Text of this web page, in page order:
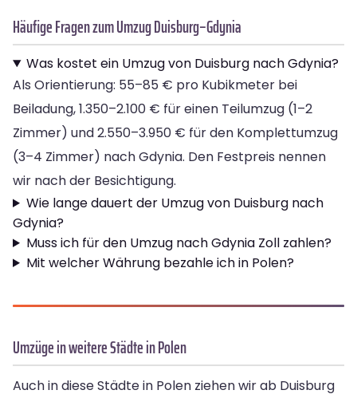
Häufige Fragen zum Umzug Duisburg–Gdynia
Was kostet ein Umzug von Duisburg nach Gdynia?
Als Orientierung: 55–85 € pro Kubikmeter bei
Beiladung, 1.350–2.100 € für einen Teilumzug (1–2
Zimmer) und 2.550–3.950 € für den Komplettumzug
(3–4 Zimmer) nach Gdynia. Den Festpreis nennen
wir nach der Besichtigung.
Wie lange dauert der Umzug von Duisburg nach
Gdynia?
Muss ich für den Umzug nach Gdynia Zoll zahlen?
Mit welcher Währung bezahle ich in Polen?
Umzüge in weitere Städte in Polen
Auch in diese Städte in Polen ziehen wir ab Duisburg